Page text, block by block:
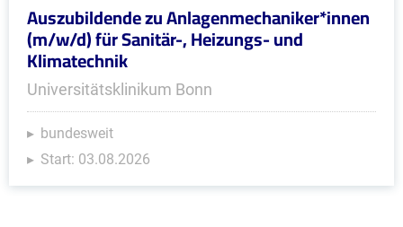
Auszubildende zu Anlagenmechaniker*innen
(m/w/d) für Sanitär-, Heizungs- und
Klimatechnik
Universitätsklinikum Bonn
bundesweit
Start: 03.08.2026